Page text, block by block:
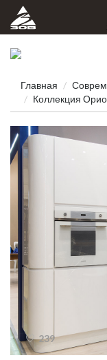
Главная
Коллекция
239